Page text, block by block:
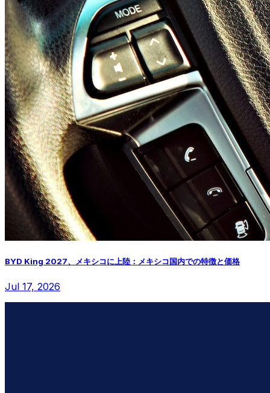
BYD King 2027、メキシコに上陸：メキシコ国内での特徴と価格
Jul 17, 2026